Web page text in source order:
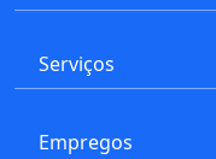
Serviços
Empregos